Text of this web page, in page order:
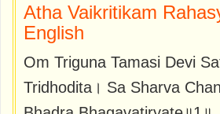
Atha Vaikritikam
English
Om Triguna Tamasi Devi
Tridhodita। Sa Sharva